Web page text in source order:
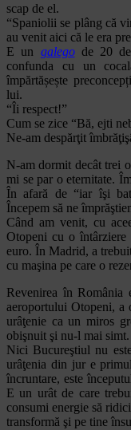
scap de el.
“Spaniolii se plâng că
au venit aici că le era
E un galegode 20 de
confunda cu un
împărtășește
lui.
“Îi respect!”
Cum se zice “Bă, ejti
Ne-am despărţit
N-am dormit decât trei
mi se par o eternitate.
În afară de “iar îşi
Începem să ne
Când am venit, cu
Otopeni cu o întârziere
euro. În Madrid, a
cu maşina pe care o
Revenirea în România
aeroportului Otopeni, a
urâţenie ca un miros
obişnuit şi nu-l mai simt.
Nici Bucureştiul nu
urâţenia din jur e
încruntare, este
E un urât de care
consumi energie să
transformă şi pe tine